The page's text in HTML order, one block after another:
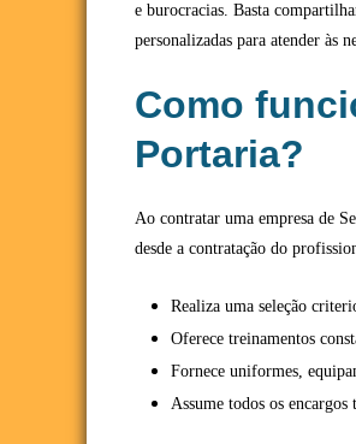
e burocracias. Basta
personalizadas para atender às
Como
Portaria?
Ao contratar uma empresa de
desde a contratação do
Realiza uma seleção
Oferece treinamentos
Fornece uniformes,
Assume todos os encargos